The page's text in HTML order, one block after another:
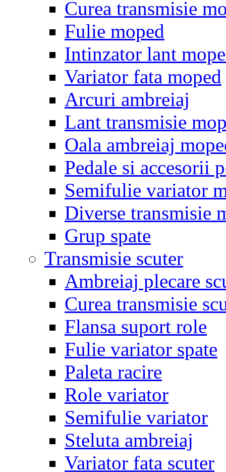
Curea transmisie
Fulie moped
Intinzator lant
Variator fata moped
Arcuri ambreiaj
Lant transmisie
Oala ambreiaj
Pedale si accesorii
Semifulie variator
Diverse transmisie
Grup spate
Transmisie scuter
Ambreiaj plecare
Curea transmisie
Flansa suport role
Fulie variator spate
Paleta racire
Role variator
Semifulie variator
Steluta ambreiaj
Variator fata scuter